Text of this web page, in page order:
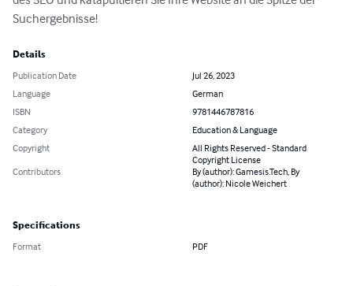
Suchergebnisse!
Details
Publication Date
Jul 26, 2023
Language
German
ISBN
9781446787816
Category
Education & Language
Copyright
All Rights Reserved - Standard
Copyright License
Contributors
By (author): Gamesis.Tech, By
(author): Nicole Weichert
Specifications
Format PDF